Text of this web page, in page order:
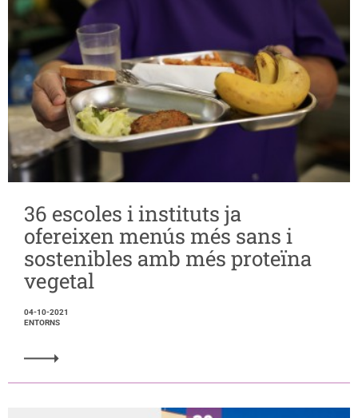
36 escoles i instituts ja
ofereixen menús més sans i
sostenibles amb més proteïna
vegetal
04-10-2021
ENTORNS